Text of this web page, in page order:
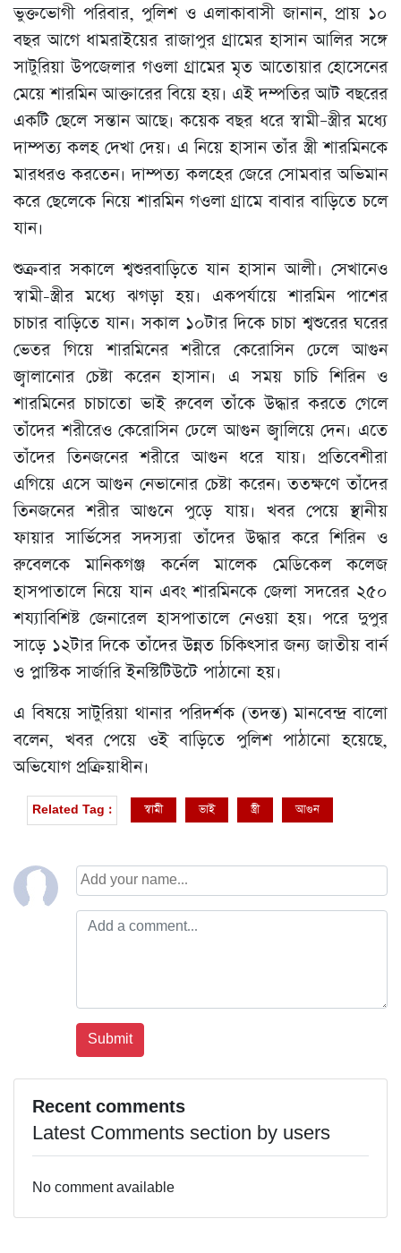
ভুক্তভোগী পরিবার, পুলিশ ও এলাকাবাসী জানান, প্রায় ১০
বছর আগে ধামরাইয়ের রাজাপুর গ্রামের হাসান আলির সঙ্গে
সাটুরিয়া উপজেলার গওলা গ্রামের মৃত আতোয়ার হোসেনের
মেয়ে শারমিন আক্তারের বিয়ে হয়। এই দম্পতির আট বছরের
একটি ছেলে সন্তান আছে। কয়েক বছর ধরে স্বামী–স্ত্রীর মধ্যে
দাম্পত্য কলহ দেখা দেয়। এ নিয়ে হাসান তাঁর স্ত্রী শারমিনকে
মারধরও করতেন। দাম্পত্য কলহের জেরে সোমবার অভিমান
করে ছেলেকে নিয়ে শারমিন গওলা গ্রামে বাবার বাড়িতে চলে
যান।
শুক্রবার সকালে শ্বশুরবাড়িতে যান হাসান আলী। সেখানেও
স্বামী-স্ত্রীর মধ্যে ঝগড়া হয়। একপর্যায়ে শারমিন পাশের
চাচার বাড়িতে যান। সকাল ১০টার দিকে চাচা শ্বশুরের ঘরের
ভেতর গিয়ে শারমিনের শরীরে কেরোসিন ঢেলে আগুন
জ্বালানোর চেষ্টা করেন হাসান। এ সময় চাচি শিরিন ও
শারমিনের চাচাতো ভাই রুবেল তাঁকে উদ্ধার করতে গেলে
তাঁদের শরীরেও কেরোসিন ঢেলে আগুন জ্বালিয়ে দেন। এতে
তাঁদের তিনজনের শরীরে আগুন ধরে যায়। প্রতিবেশীরা
এগিয়ে এসে আগুন নেভানোর চেষ্টা করেন। ততক্ষণে তাঁদের
তিনজনের শরীর আগুনে পুড়ে যায়। খবর পেয়ে স্থানীয়
ফায়ার সার্ভিসের সদস্যরা তাঁদের উদ্ধার করে শিরিন ও
রুবেলকে মানিকগঞ্জ কর্নেল মালেক মেডিকেল কলেজ
হাসপাতালে নিয়ে যান এবং শারমিনকে জেলা সদরের ২৫০
শয্যাবিশিষ্ট জেনারেল হাসপাতালে নেওয়া হয়। পরে দুপুর
সাড়ে ১২টার দিকে তাঁদের উন্নত চিকিৎসার জন্য জাতীয় বার্ন
ও প্লাস্টিক সার্জারি ইনস্টিটিউটে পাঠানো হয়।
এ বিষয়ে সাটুরিয়া থানার পরিদর্শক (তদন্ত) মানবেন্দ্র বালো
বলেন, খবর পেয়ে ওই বাড়িতে পুলিশ পাঠানো হয়েছে,
অভিযোগ প্রক্রিয়াধীন।
Related Tag : স্বামী ভাই স্ত্রী আগুন
Recent comments
Latest Comments section by users
No comment available